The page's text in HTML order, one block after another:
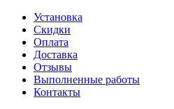
Установка
Скидки
Оплата
Доставка
Отзывы
Выполненные работы
Контакты